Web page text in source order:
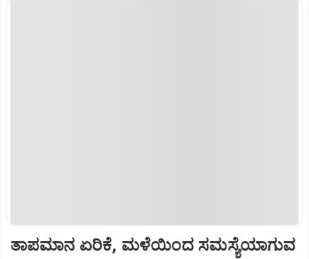
ತಾಪಮಾನ ಏರಿಕೆ, ಮಳೆಯಿಂದ ಸಮಸ್ಯೆಯಾಗುವ